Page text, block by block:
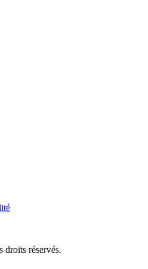
droits réservés.